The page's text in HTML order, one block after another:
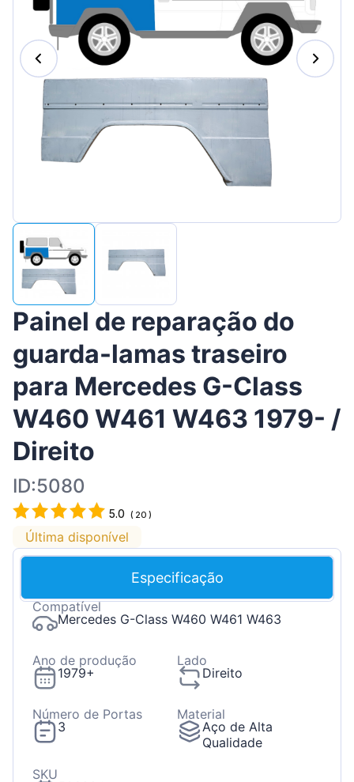
Suomen
Magyar
Hrvatski
Slovenian
Latvian
Slovenčina
Painel de reparação do
guarda-lamas traseiro
para Mercedes G-Class
W460 W461 W463 1979- /
Direito
ID:5080
5.0 ( 20 )
Última disponível
Especificação
Compatível
Mercedes G-Class W460 W461 W463
Ano de produção
1979+
Lado
Direito
Número de Portas
3
Material
Aço de Alta
Qualidade
SKU